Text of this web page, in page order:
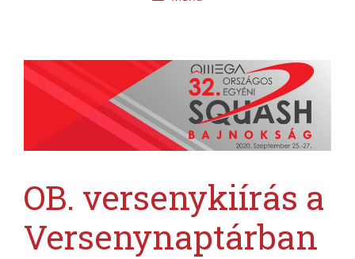
OB. versenykiírás a
Versenynaptárban